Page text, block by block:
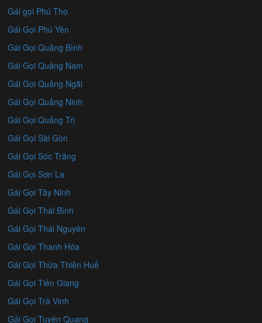
Gái gọi Phú Thọ
Gái Gọi Phú Yên
Gái Gọi Quảng Bình
Gái Gọi Quảng Nam
Gái Gọi Quảng Ngãi
Gái Gọi Quảng Ninh
Gái Gọi Quảng Trị
Gái Gọi Sài Gòn
Gái Gọi Sóc Trăng
Gái Gọi Sơn La
Gái Gọi Tây Ninh
Gái Gọi Thái Bình
Gái Gọi Thái Nguyên
Gái Gọi Thanh Hóa
Gái Gọi Thừa Thiên Huế
Gái Gọi Tiền Giang
Gái Gọi Trà Vinh
Gái Gọi Tuyên Quang